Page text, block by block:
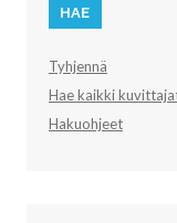
Tyhjennä
Hae kaikki
Hakuohjeet